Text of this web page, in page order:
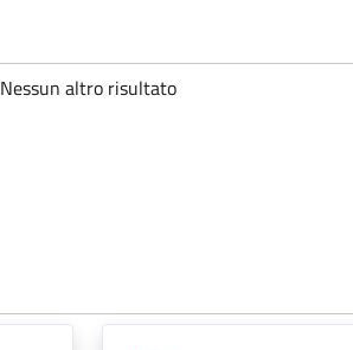
Nessun altro risultato